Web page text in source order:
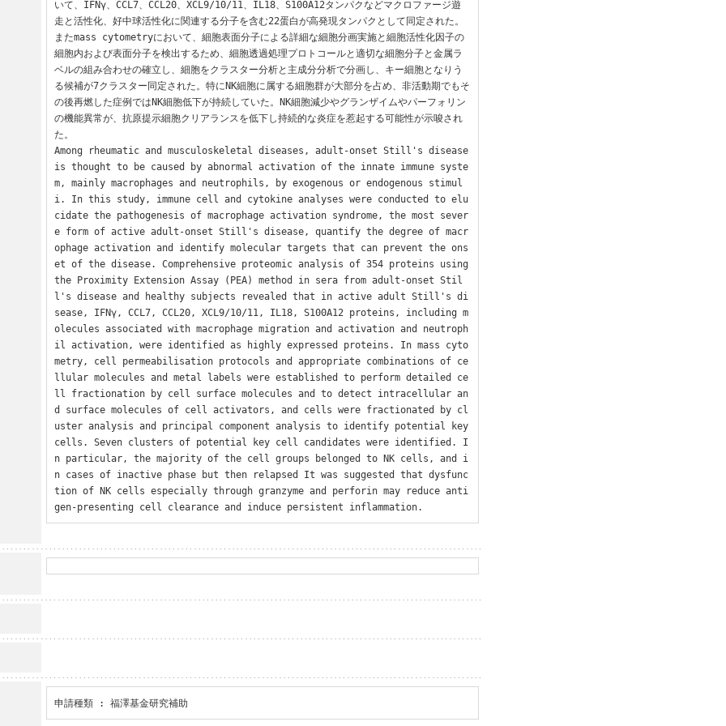
いて、IFNγ、CCL7、CCL20、XCL9/10/11、IL18、S100A12タンパクなどマクロファージ遊
走と活性化、好中球活性化に関連する分子を含む22蛋白が高発現タンパクとして同定された。
またmass cytometryにおいて、細胞表面分子による詳細な細胞分画実施と細胞活性化因子の
細胞内および表面分子を検出するため、細胞透過処理プロトコールと適切な細胞分子と金属ラ
ベルの組み合わせの確立し、細胞をクラスター分析と主成分分析で分画し、キー細胞となりう
る候補が7クラスター同定された。特にNK細胞に属する細胞群が大部分を占め、非活動期でもそ
の後再燃した症例ではNK細胞低下が持続していた。NK細胞減少やグランザイムやパーフォリン
の機能異常が、抗原提示細胞クリアランスを低下し持続的な炎症を惹起する可能性が示唆され
た。
Among rheumatic and musculoskeletal diseases, adult-onset Still's disease
is thought to be caused by abnormal activation of the innate immune syste
m, mainly macrophages and neutrophils, by exogenous or endogenous stimul
i. In this study, immune cell and cytokine analyses were conducted to elu
cidate the pathogenesis of macrophage activation syndrome, the most sever
e form of active adult-onset Still's disease, quantify the degree of macr
ophage activation and identify molecular targets that can prevent the ons
et of the disease. Comprehensive proteomic analysis of 354 proteins using
the Proximity Extension Assay (PEA) method in sera from adult-onset Stil
l's disease and healthy subjects revealed that in active adult Still's di
sease, IFNγ, CCL7, CCL20, XCL9/10/11, IL18, S100A12 proteins, including m
olecules associated with macrophage migration and activation and neutroph
il activation, were identified as highly expressed proteins. In mass cyto
metry, cell permeabilisation protocols and appropriate combinations of ce
llular molecules and metal labels were established to perform detailed ce
ll fractionation by cell surface molecules and to detect intracellular an
d surface molecules of cell activators, and cells were fractionated by cl
uster analysis and principal component analysis to identify potential key
cells. Seven clusters of potential key cell candidates were identified. I
n particular, the majority of the cell groups belonged to NK cells, and i
n cases of inactive phase but then relapsed It was suggested that dysfunc
tion of NK cells especially through granzyme and perforin may reduce anti
gen-presenting cell clearance and induce persistent inflammation.
申請種類 : 福澤基金研究補助